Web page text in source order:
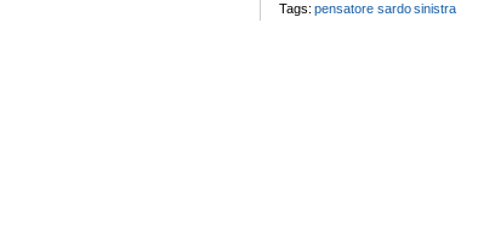
Tags: pensatore sardosinistra